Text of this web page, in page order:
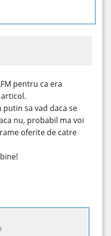
pentru ca era
sa vad daca se
nu, probabil ma voi
oferite de catre